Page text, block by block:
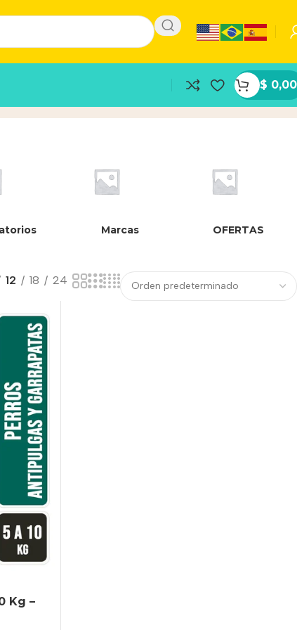
$ 0,00
Marcas OFERTAS
12 18 24
Kg –